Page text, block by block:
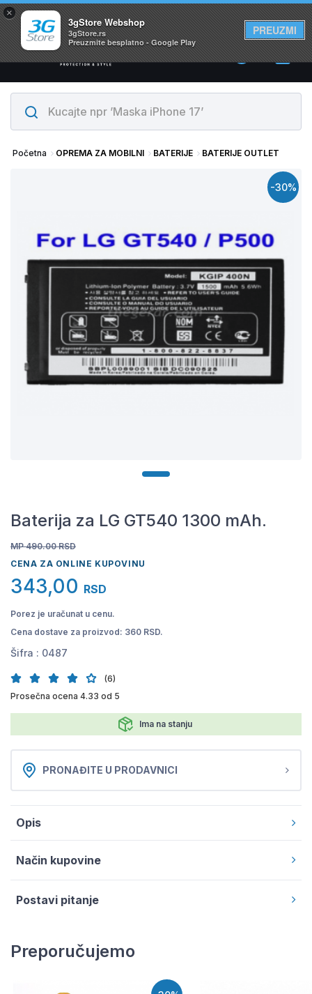
×
3gStore Webshop
3gStore.rs
Preuzmite besplatno - Google Play
PREUZMI
Svi proizvodi su na lageru. Slanje istog dana!
0
Početna OPREMA ZA MOBILNI BATERIJE BATERIJE OUTLET
-30%
Baterija za LG GT540 1300 mAh.
MP 490.00 RSD
CENA ZA ONLINE KUPOVINU
343,00 RSD
Porez je uračunat u cenu.
Cena dostave za proizvod: 360 RSD.
Šifra : 0487
(6)
Prosečna ocena 4.33 od 5
Ima na stanju
PRONAĐITE U PRODAVNICI
Opis
Način kupovine
Postavi pitanje
Preporučujemo